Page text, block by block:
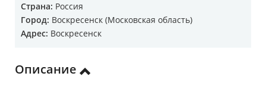
Страна: Россия
Город: Воскресенск (Московская область)
Адрес: Воскресенск
Описание